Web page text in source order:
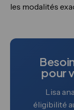
les modalités
pour
Lisa
éligibilité